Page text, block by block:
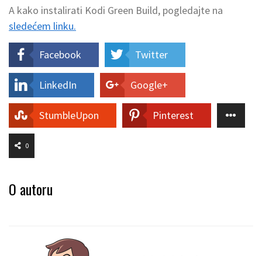
A kako instalirati Kodi Green Build, pogledajte na
sledećem linku.
Facebook Twitter
LinkedIn Google+
StumbleUpon Pinterest
0
O autoru